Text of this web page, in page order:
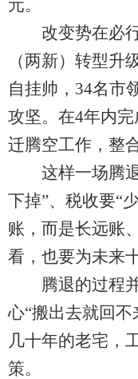
元。
改变势在必行
（两新）转型
自挂帅，34名市
攻坚。在4年内
迁腾空工作，整
这样一场腾退
下掉”、税收要“
账，而是长远账
看，也要为未来
腾退的过程并
心“搬出去就回
几十年的老宅，
策。